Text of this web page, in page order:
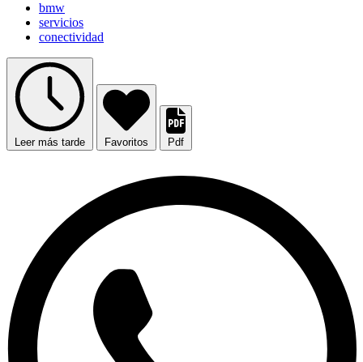
bmw
servicios
conectividad
Leer más tarde Favoritos Pdf